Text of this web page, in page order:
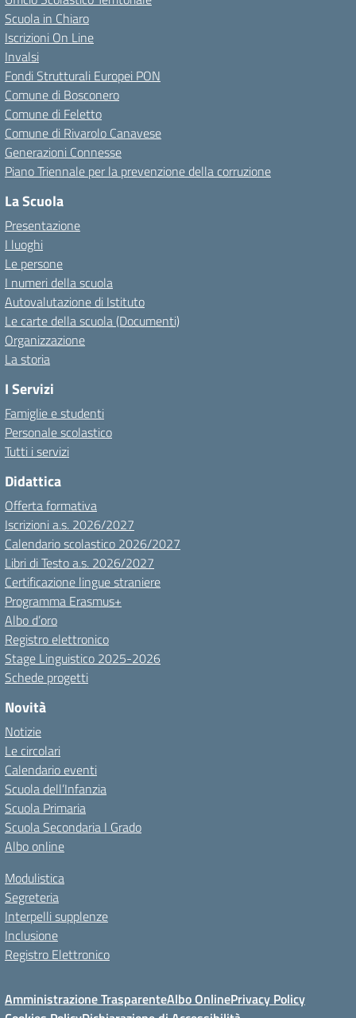
Scuola in Chiaro
Iscrizioni On Line
Invalsi
Fondi Strutturali Europei PON
Comune di Bosconero
Comune di Feletto
Comune di Rivarolo Canavese
Generazioni Connesse
Piano Triennale per la prevenzione della corruzione
La Scuola
Presentazione
I luoghi
Le persone
I numeri della scuola
Autovalutazione di Istituto
Le carte della scuola (Documenti)
Organizzazione
La storia
I Servizi
Famiglie e studenti
Personale scolastico
Tutti i servizi
Didattica
Offerta formativa
Iscrizioni a.s. 2026/2027
Calendario scolastico 2026/2027
Libri di Testo a.s. 2026/2027
Certificazione lingue straniere
Programma Erasmus+
Albo d’oro
Registro elettronico
Stage Linguistico 2025-2026
Schede progetti
Novità
Notizie
Le circolari
Calendario eventi
Scuola dell’Infanzia
Scuola Primaria
Scuola Secondaria I Grado
Albo online
Modulistica
Segreteria
Interpelli supplenze
Inclusione
Registro Elettronico
Amministrazione TrasparenteAlbo OnlinePrivacy Policy